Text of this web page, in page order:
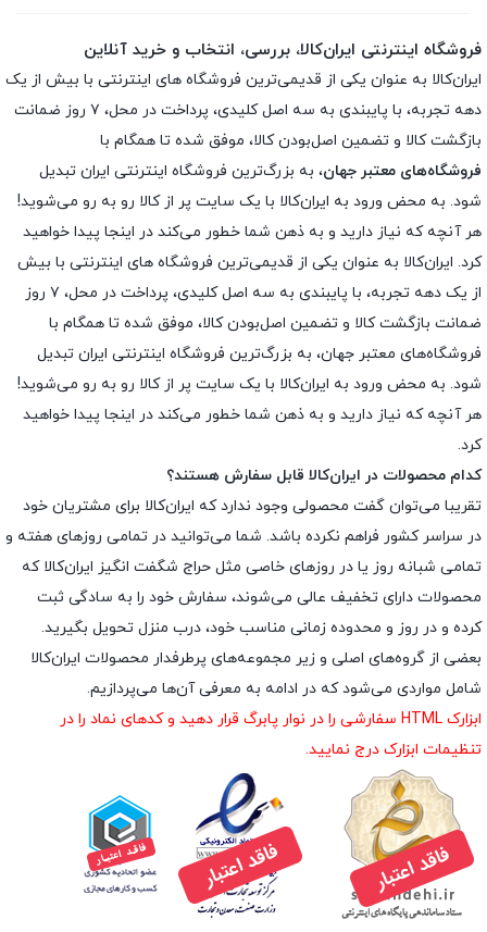
فروشگاه اینترنتی ایران‌کالا، بررسی، انتخاب و خرید آنلاین
ایران‌کالا به عنوان یکی از قدیمی‌ترین فروشگاه های اینترنتی با بیش از یک
دهه تجربه، با پایبندی به سه اصل کلیدی، پرداخت در محل، ۷ روز ضمانت
بازگشت کالا و تضمین اصل‌بودن کالا، موفق شده تا همگام با
فروشگاه‌های معتبر جهان، به بزرگ‌ترین فروشگاه اینترنتی ایران تبدیل
شود. به محض ورود به ایران‌کالا با یک سایت پر از کالا رو به رو می‌شوید!
هر آنچه که نیاز دارید و به ذهن شما خطور می‌کند در اینجا پیدا خواهید
کرد. ایران‌کالا به عنوان یکی از قدیمی‌ترین فروشگاه های اینترنتی با بیش
از یک دهه تجربه، با پایبندی به سه اصل کلیدی، پرداخت در محل، ۷ روز
ضمانت بازگشت کالا و تضمین اصل‌بودن کالا، موفق شده تا همگام با
فروشگاه‌های معتبر جهان، به بزرگ‌ترین فروشگاه اینترنتی ایران تبدیل
شود. به محض ورود به ایران‌کالا با یک سایت پر از کالا رو به رو می‌شوید!
هر آنچه که نیاز دارید و به ذهن شما خطور می‌کند در اینجا پیدا خواهید
کرد.
کدام محصولات در ایران‌کالا قابل سفارش هستند؟
تقریبا می‌توان گفت محصولی وجود ندارد که ایران‌کالا برای مشتریان خود
در سراسر کشور فراهم نکرده باشد. شما می‌توانید در تمامی روزهای هفته و
تمامی شبانه روز یا در روزهای خاصی مثل حراج شگفت انگیز ایران‌کالا که
محصولات دارای تخفیف عالی می‌شوند، سفارش خود را به سادگی ثبت
کرده و در روز و محدوده زمانی مناسب خود، درب منزل تحویل بگیرید.
بعضی از گروه‌های اصلی و زیر مجموعه‌های پرطرفدار محصولات ایران‌کالا
شامل مواردی می‌شود که در ادامه به معرفی آن‌ها می‌پردازیم.
ابزارک HTML سفارشی را در نوار پابرگ قرار دهید و کدهای نماد را در
تنظیمات ابزارک درج نمایید.